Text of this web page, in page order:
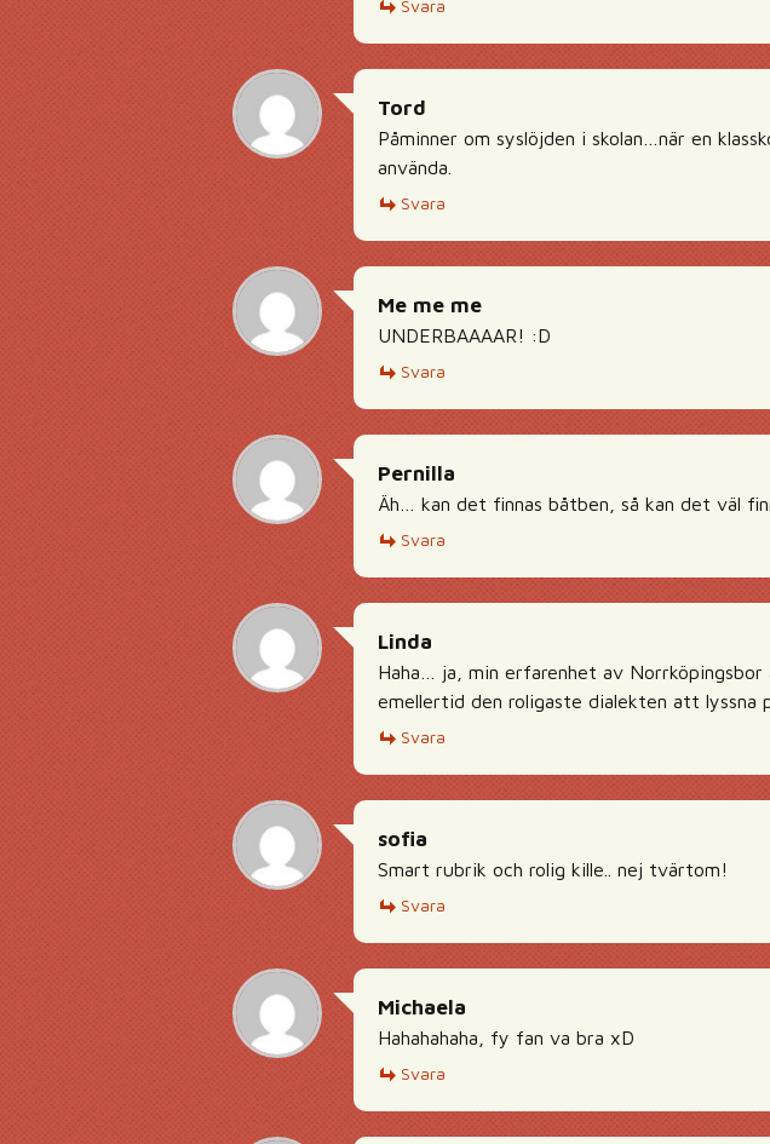
Svara
Tord
Påminner om syslöjden i skolan…när en
använda.
Svara
Me me me
UNDERBAAAAR! :D
Svara
Pernilla
Äh… kan det finnas båtben, så kan det väl
Svara
Linda
Haha… ja, min erfarenhet av
emellertid den roligaste dialekten att lyssna
Svara
sofia
Smart rubrik och rolig kille.. nej tvärtom!
Svara
Michaela
Hahahahaha, fy fan va bra xD
Svara